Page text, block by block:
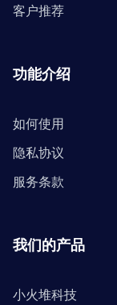
客户推荐
功能介绍
如何使用
隐私协议
服务条款
我们的产品
小火堆科技